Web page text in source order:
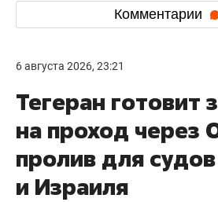
Комментарии
6 августа 2026, 23:21
Тегеран готовит
на проход через
пролив для
и Израиля